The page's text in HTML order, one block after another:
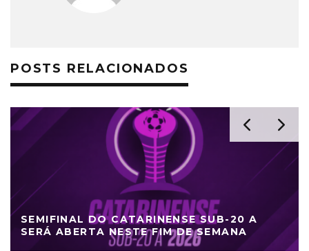
POSTS RELACIONADOS
SEMIFINAL DO CATARINENSE SUB-20 A
SERÁ ABERTA NESTE FIM DE SEMANA